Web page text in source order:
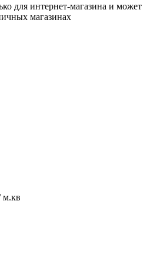
для интернет-магазина и может
магазинах
м.кв